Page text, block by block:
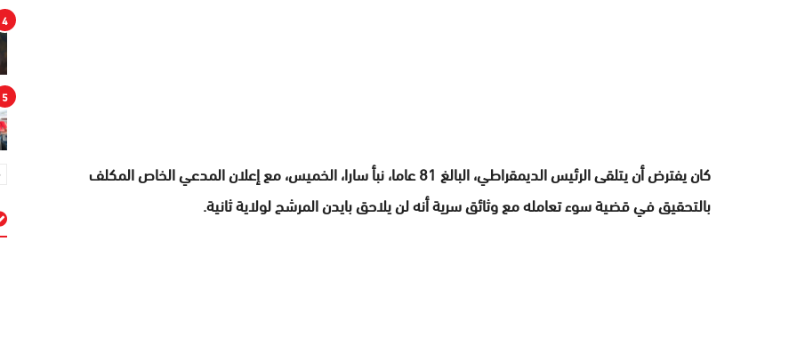
كان يفترض أن يتلقى الرئيس الديمقراطي، البالغ 81 عاما، نبأ سارا، الخميس، مع إعلان المدعي الخاص المكلف
بالتحقيق في قضية سوء تعامله مع وثائق سرية أنه لن يلاحق بايدن المرشح لولاية ثانية.
4
5